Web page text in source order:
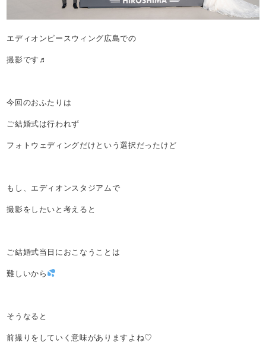
エディオンピースウィング広島での
撮影です♬
今回のおふたりは
ご結婚式は行われず
フォトウェディングだけという選択だったけど
もし、エディオンスタジアムで
撮影をしたいと考えると
ご結婚式当日におこなうことは
難しいから
そうなると
前撮りをしていく意味がありますよね♡